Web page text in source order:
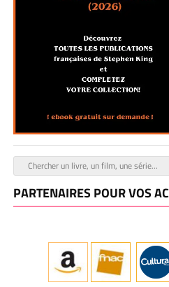
PARTENAIRES POUR VOS